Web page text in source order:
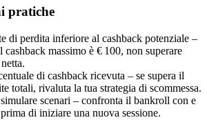
pratiche
di perdita inferiore al cashback potenziale –
cashback massimo è € 100, non superare
di cashback ricevuta – se supera il
totali, rivaluta la tua strategia di scommessa.
scenari – confronta il bankroll con e
di iniziare una nuova sessione.